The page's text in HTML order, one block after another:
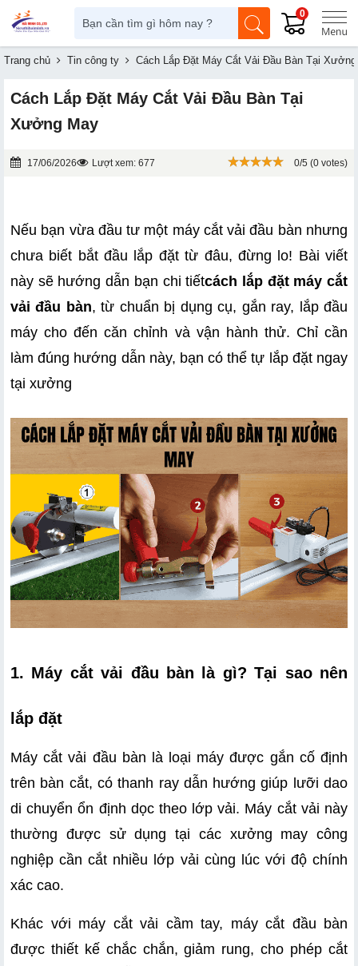
0
Trang chủ Tin công ty Cách Lắp Đặt Máy Cắt Vải Đầu Bàn Tại
Cách Lắp Đặt Máy Cắt Vải Đầu Bàn Tại
Xưởng May
17/06/2026 Lượt xem: 677 0/5 (0 votes)
Nếu bạn vừa đầu tư một máy cắt vải đầu bàn nhưng
chưa biết bắt đầu lắp đặt từ đâu, đừng lo! Bài viết
này sẽ hướng dẫn bạn chi tiếtcách lắp đặt máy cắt
vải đầu bàn, từ chuẩn bị dụng cụ, gắn ray, lắp đầu
máy cho đến căn chỉnh và vận hành thử. Chỉ cần
làm đúng hướng dẫn này, bạn có thể tự lắp đặt ngay
tại xưởng
1. Máy cắt vải đầu bàn là gì? Tại sao nên
lắp đặt
Máy cắt vải đầu bàn là loại máy được gắn cố định
trên bàn cắt, có thanh ray dẫn hướng giúp lưỡi dao
di chuyển ổn định dọc theo lớp vải. Máy cắt vải này
thường được sử dụng tại các xưởng may công
nghiệp cần cắt nhiều lớp vải cùng lúc với độ chính
xác cao.
Khác với máy cắt vải cầm tay, máy cắt đầu bàn
được thiết kế chắc chắn, giảm rung, cho phép cắt